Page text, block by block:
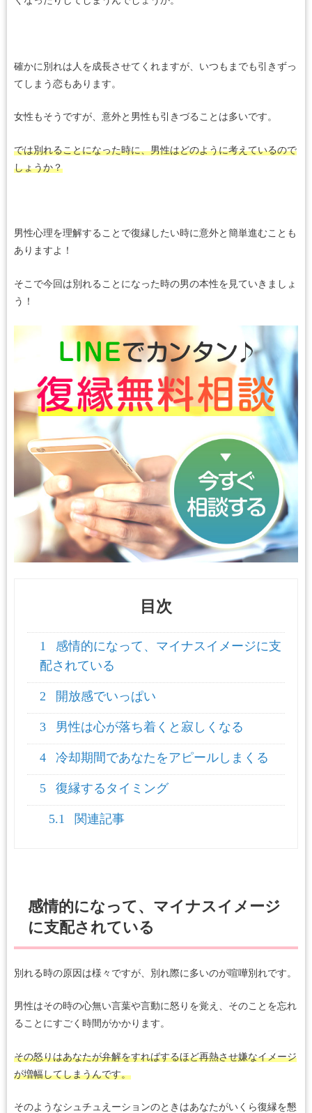
確かに別れは人を成長させてくれますが、いつもまでも引きずっ
てしまう恋もあります。
女性もそうですが、意外と男性も引きづることは多いです。
では別れることになった時に、男性はどのように考えているので
しょうか？
男性心理を理解することで復縁したい時に意外と簡単進むことも
ありますよ！
そこで今回は別れることになった時の男の本性を見ていきましょ
う！
目次
1
感情的になって、マイナスイメージに支
配されている
2 開放感でいっぱい
3 男性は心が落ち着くと寂しくなる
4 冷却期間であなたをアピールしまくる
5 復縁するタイミング
5.1 関連記事
感情的になって、マイナスイメージ
に支配されている
別れる時の原因は様々ですが、別れ際に多いのが喧嘩別れです。
男性はその時の心無い言葉や言動に怒りを覚え、そのことを忘れ
ることにすごく時間がかかります。
その怒りはあなたが弁解をすればするほど再熱させ嫌なイメージ
が増幅してしまうんです。
そのようなシュチュえーションのときはあなたがいくら復縁を懇